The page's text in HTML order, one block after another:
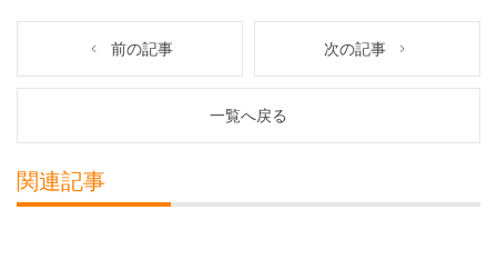
前の記事 次の記事
一覧へ戻る
関連記事